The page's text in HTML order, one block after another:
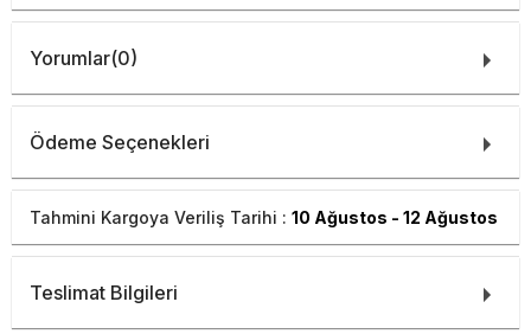
Yorumlar(0)
Ödeme Seçenekleri
Tahmini Kargoya Veriliş Tarihi : 10 Ağustos - 12 Ağustos
Teslimat Bilgileri